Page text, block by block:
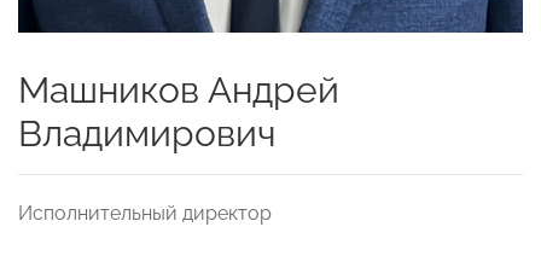
Машников Андрей
Владимирович
Исполнительный директор